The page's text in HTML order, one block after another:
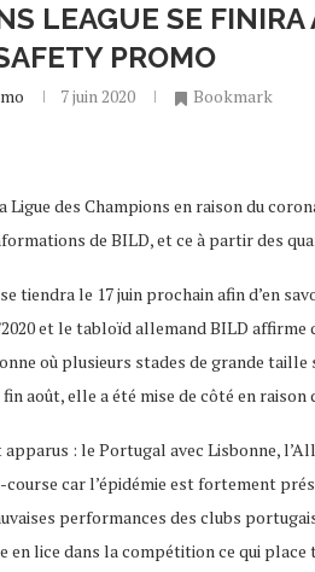
LEAGUE SE FINIRA
PROMO
7 juin 2020 Bookmark
des Champions en raison du
de BILD, et ce à partir des
tiendra le 17 juin prochain afin d’en
et le tabloïd allemand BILD affirme
où plusieurs stades de grande
août, elle a été mise de côté en raison
: le Portugal avec Lisbonne,
course car l’épidémie est fortement
performances des clubs
en lice dans la compétition ce qui